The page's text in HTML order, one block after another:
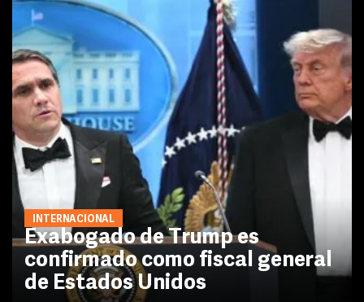
INTERNACIONAL
Exabogado de Trump es
confirmado como fiscal general
de Estados Unidos